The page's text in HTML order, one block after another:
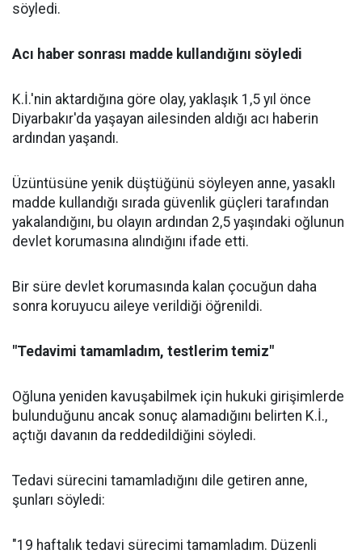
söyledi.
Acı haber sonrası madde kullandığını söyledi
K.İ.'nin aktardığına göre olay, yaklaşık 1,5 yıl önce
Diyarbakır'da yaşayan ailesinden aldığı acı haberin
ardından yaşandı.
Üzüntüsüne yenik düştüğünü söyleyen anne, yasaklı
madde kullandığı sırada güvenlik güçleri tarafından
yakalandığını, bu olayın ardından 2,5 yaşındaki oğlunun
devlet korumasına alındığını ifade etti.
Bir süre devlet korumasında kalan çocuğun daha
sonra koruyucu aileye verildiği öğrenildi.
"Tedavimi tamamladım, testlerim temiz"
Oğluna yeniden kavuşabilmek için hukuki girişimlerde
bulunduğunu ancak sonuç alamadığını belirten K.İ.,
açtığı davanın da reddedildiğini söyledi.
Tedavi sürecini tamamladığını dile getiren anne,
şunları söyledi:
"19 haftalık tedavi sürecimi tamamladım. Düzenli